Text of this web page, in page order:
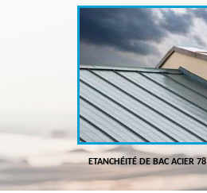
78 ETANCHÉITÉ DE BAC ACIER 78